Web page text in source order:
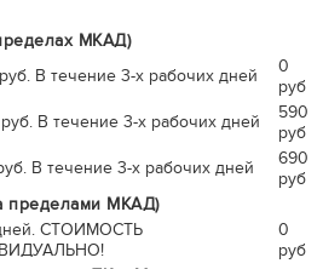
МКАД)
В течение 3-х рабочих дней
0
руб
В течение 3-х рабочих дней
590
руб
В течение 3-х рабочих дней
690
руб
пределами МКАД)
СТОИМОСТЬ
0
руб